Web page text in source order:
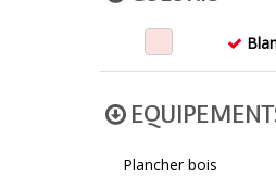
Plancher bois